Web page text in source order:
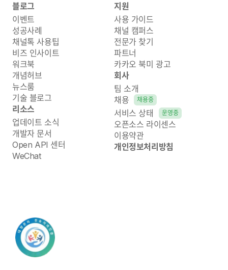
블로그
이벤트
성공사례
채널톡 사용팁
비즈 인사이트
워크북
개념허브
뉴스룸
기술 블로그
리소스
업데이트 소식
개발자 문서
Open API 센터
WeChat
지원
사용 가이드
채널 캠퍼스
전문가 찾기
파트너
카카오 북미 광고
회사
팀 소개
채용
채용중
서비스 상태 운영중
오픈소스 라이센스
이용약관
개인정보처리방침